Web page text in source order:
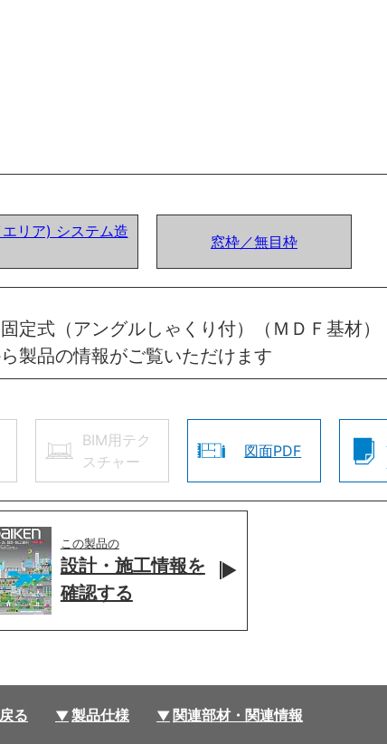
リア) システム造
窓枠／無目枠
式（アングルしゃくり付）（ＭＤＦ基
製品の情報がご覧いただけます
BIM用テク
スチャー
図面PDF
この製品の
設計・施工情報を
確認する
る 製品仕様 関連部材・関連情報